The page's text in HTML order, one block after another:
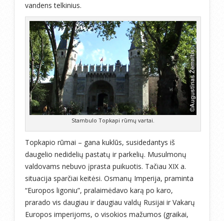
vandens telkinius.
Stambulo Topkapi rūmų vartai.
Topkapio rūmai – gana kuklūs, susidedantys iš
daugelio nedidelių pastatų ir parkelių. Musulmonų
valdovams nebuvo įprasta puikuotis. Tačiau XIX a.
situacija sparčiai keitėsi. Osmanų Imperija, praminta
“Europos ligoniu”, pralaimėdavo karą po karo,
prarado vis daugiau ir daugiau valdų Rusijai ir Vakarų
Europos imperijoms, o visokios mažumos (graikai,